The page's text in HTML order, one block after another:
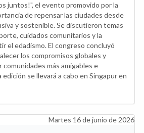
juntos!", el evento promovido por la
de repensar las ciudades desde
y sostenible. Se discutieron temas
cuidados comunitarios y la
el edadismo. El congreso concluyó
los compromisos globales y
más amigables e
edición se llevará a cabo en Singapur en
Martes 16 de junio de 2026